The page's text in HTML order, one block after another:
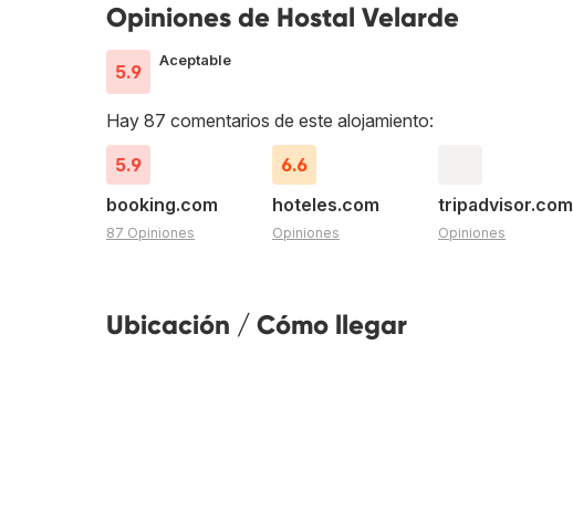
Opiniones de Hostal Velarde
5.9
Aceptable
Hay 87 comentarios de este alojamiento:
5.9
booking.com
87 Opiniones
6.6
hoteles.com
Opiniones
tripadvisor.com
Opiniones
Ubicación / Cómo llegar